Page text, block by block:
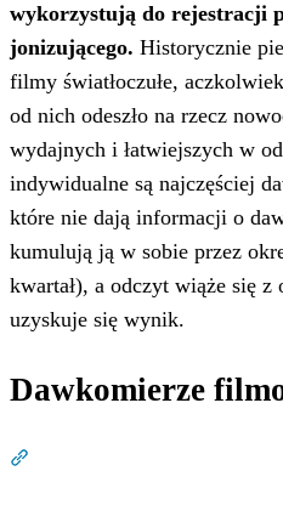
wykorzystują do rejestracji
jonizującego. Historycznie
filmy światłoczułe,
od nich odeszło na rzecz
wydajnych i łatwiejszych w
indywidualne są najczęściej
które nie dają informacji o
kumulują ją w sobie przez
kwartał), a odczyt wiąże się
uzyskuje się wynik.
Dawkomierze